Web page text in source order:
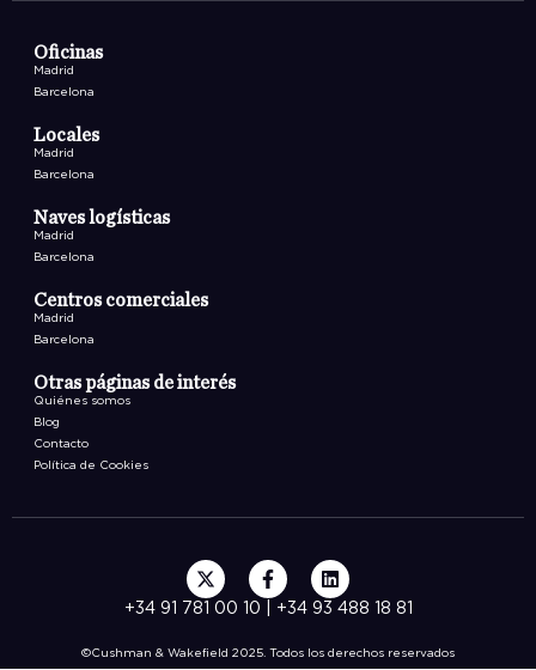
Oficinas
Madrid
Barcelona
Locales
Madrid
Barcelona
Naves logísticas
Madrid
Barcelona
Centros comerciales
Madrid
Barcelona
Otras páginas de interés
Quiénes somos
Blog
Contacto
Política de Cookies
©Cushman & Wakefield 2025. Todos los derechos reservados
+34 91 781 00 10 | +34 93 488 18 81